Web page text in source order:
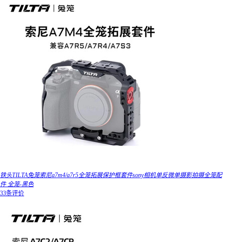
铁头TILTA兔笼索尼a7m4/a7r5全笼拓展保护框套件sony相机单反微单摄影拍摄全笼配
件 全笼-黑色
33条评价